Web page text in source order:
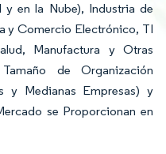
en la Nube), Industria de
y Comercio Electrónico, TI
Manufactura y Otras
de Organización
y Medianas Empresas) y
se Proporcionan en